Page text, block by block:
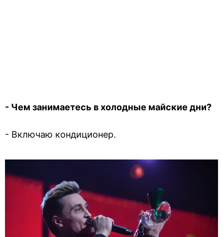
- Чем занимаетесь в холодные майские дни?
- Включаю кондиционер.